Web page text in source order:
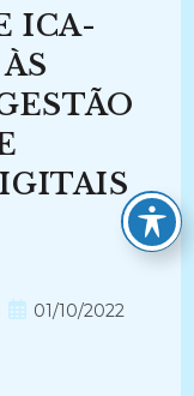
ICA-
Post01/10/2022